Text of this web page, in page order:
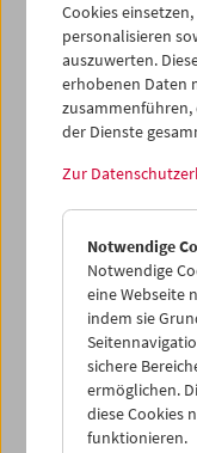
Cookies
personalisieren
auszuwerten.
erhobenen Daten
zusammenführen,
der Dienste
Zur
Notwendige
Notwendige
eine Webseite
indem sie
sichere
ermöglichen.
diese Cookies
funktionieren.